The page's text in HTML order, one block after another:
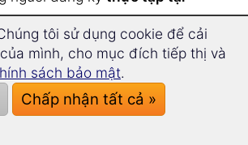
địnhnghỉ hưu tại Serbia
biệt dành cho người di cư,
và lặp lạihơn 2.000 từ và cụm
tôi sử dụng cookie để cải
mình, cho mục đích tiếp thị và
sách bảo mật.
Chấp nhận tất cả »